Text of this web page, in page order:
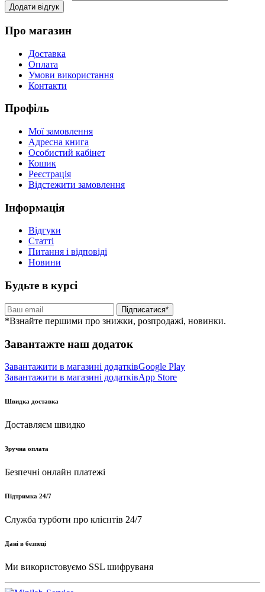
Додати відгук
Про магазин
Доставка
Оплата
Умови використання
Контакти
Профіль
Мої замовлення
Адресна книга
Особистий кабінет
Кошик
Реєстрація
Відстежити замовлення
Інформація
Відгуки
Статті
Питання і відповіді
Новини
Будьте в курсі
Підписатися*
*Взнайте першими про знижки, розпродажі, новинки.
Завантажте наш додаток
Завантажити в магазині додатківGoogle Play
Завантажити в магазині додатківApp Store
Швидка доставка
Доставляєм швидко
Зручна оплата
Безпечні онлайн платежі
Підтримка 24/7
Служба турботи про клієнтів 24/7
Дані в безпеці
Ми використовуємо SSL шифруваня